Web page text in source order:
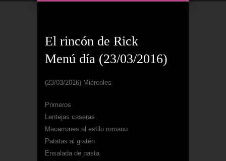
El rincón de Rick
Menú día (23/03/2016)
(23/03/2016) Miércoles
Primeros
Lentejas caseras
Macarrones al estilo romano
Patatas al gratén
Ensalada de pasta